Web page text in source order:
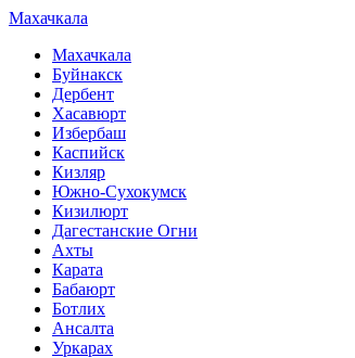
Махачкала
Махачкала
Буйнакск
Дербент
Хасавюрт
Избербаш
Каспийск
Кизляр
Южно-Сухокумск
Кизилюрт
Дагестанские Огни
Ахты
Карата
Бабаюрт
Ботлих
Ансалта
Уркарах